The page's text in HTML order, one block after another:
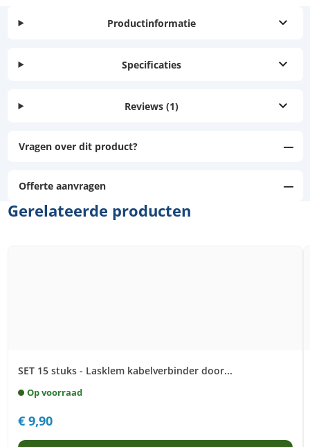
Productinformatie
Specificaties
Reviews (1)
Vragen over dit product?
Offerte aanvragen
Gerelateerde producten
SET 15 stuks - Lasklem kabelverbinder door...
Op voorraad
€9,90